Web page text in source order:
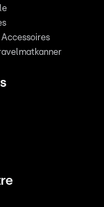
Accessoires